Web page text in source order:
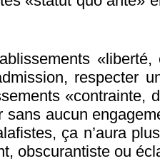
respecter
«contrainte,
sans aucun
ça n’aura
obscurantiste ou